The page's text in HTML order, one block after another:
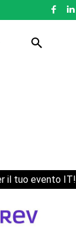
il tuo evento IT!